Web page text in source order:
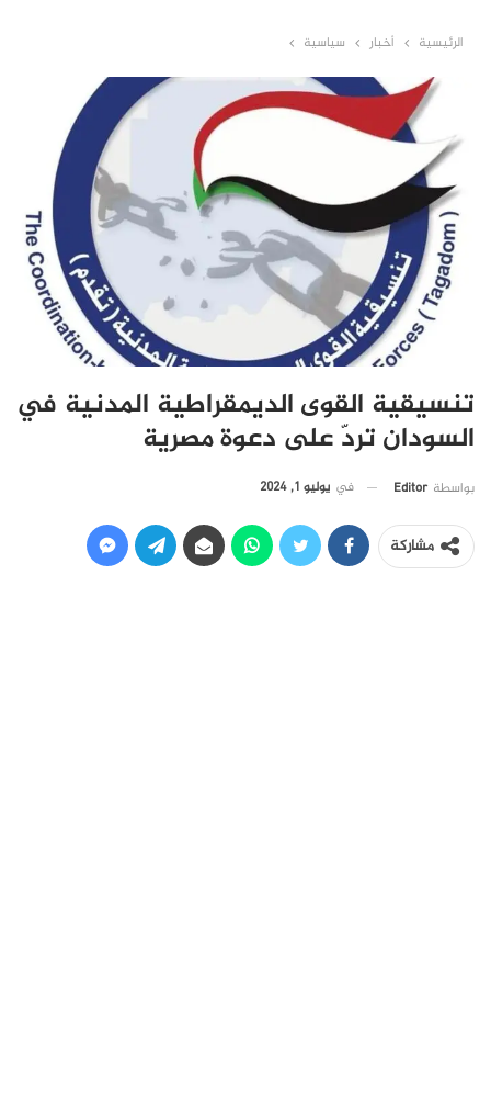
الرئيسية أخبار سياسية
تنسيقية القوى الديمقراطية المدنية في
السودان تردّ على دعوة مصرية
بواسطة Editor في يوليو 1, 2024
مشاركة